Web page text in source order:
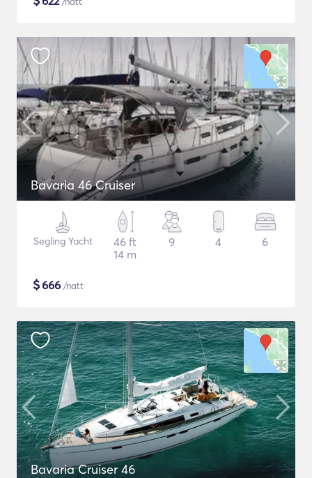
Bavaria 46 Cruiser
Segling Yacht
46 ft
14 m
9 4 6
$666 /natt
Bavaria Cruiser 46